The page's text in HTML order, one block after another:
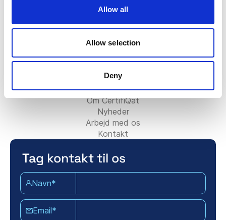
Allow all
Allow selection
Deny
Kontakt supportteamet
For partnere:
Bliv konsulentpartner
Tilføj din konsulentvirksomhed
Om Certifiqat:
Om CertifiQat
Nyheder
Arbejd med os
Kontakt
Tag kontakt til os
Navn*
Email*